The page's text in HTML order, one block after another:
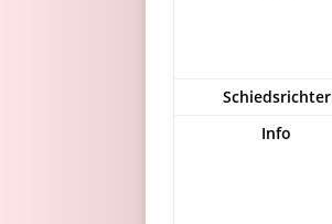
Schiedsrichter
Info